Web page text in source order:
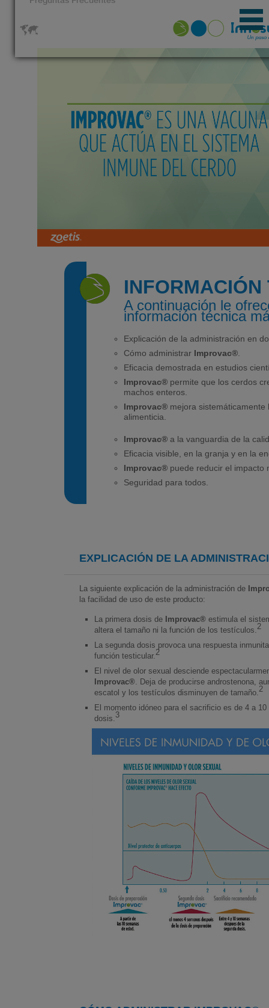
INFORMACIÓN
A continuación le
información técnica
Explicación de la administración en
Cómo administrar Improvac®
Eficacia demostrada en estudios
Improvac® permite que los cerdos
machos enteros.
Improvac® mejora sistemáticamente
alimenticia.
Improvac® a la vanguardia de la
Eficacia visible, en la granja y en la
Improvac® puede reducir el impacto
Seguridad para todos.
EXPLICACIÓN DE LA
La siguiente explicación de la administración de
la facilidad de uso de este producto:
La primera dosis de Improvac® estimula el
altera el tamaño ni la función de los testículos.2
La segunda dosis provoca una respuesta
función testicular.2
El nivel de olor sexual desciende
Improvac®. Deja de producirse androstenona,
escatol y los testículos disminuyen de tamaño.2
El momento idóneo para el sacrificio es de 4 a
dosis.3